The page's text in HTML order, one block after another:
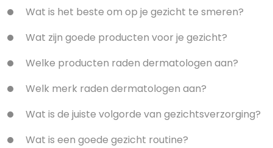
Wat is het beste om op je gezicht te smeren?
Wat zijn goede producten voor je gezicht?
Welke producten raden dermatologen aan?
Welk merk raden dermatologen aan?
Wat is de juiste volgorde van gezichtsverzorging?
Wat is een goede gezicht routine?